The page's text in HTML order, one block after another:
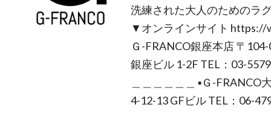
洗練された大人のためのラ
▼オンラインサイト https://
Ｇ-FRANCO銀座本店 〒
銀座ビル 1-2F TEL：03-
＿＿＿＿＿＿ ▪Ｇ-
4-12-13 GFビル TEL：06-